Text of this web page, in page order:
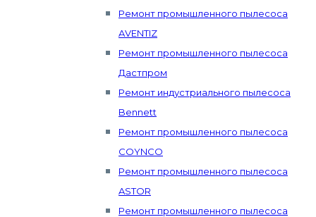
Ремонт промышленного пылесоса
AVENTIZ
Ремонт промышленного пылесоса
Дастпром
Ремонт индустриального пылесоса
Bennett
Ремонт промышленного пылесоса
COYNCO
Ремонт промышленного пылесоса
ASTOR
Ремонт промышленного пылесоса